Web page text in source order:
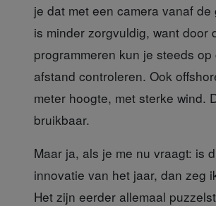
je dat met een camera vanaf de
is minder zorgvuldig, want door
programmeren kun je steeds op
afstand controleren. Ook
meter hoogte, met sterke wind.
bruikbaar.
Maar ja, als je me nu vraagt: is
innovatie van het jaar, dan zeg
Het zijn eerder allemaal